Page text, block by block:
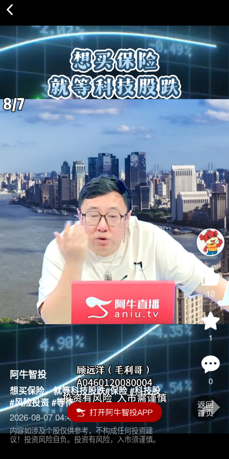
10
1
0
阿牛智投
想买保险，就等科技股跌#保险 #科技股
#风险投资 #等待
2026-08-07 04:45
内容如涉及个股仅供参考，不构成任何投资建
议！投资风险自负。投资有风险，入市须谨慎。